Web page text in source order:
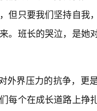
只要我们坚持自我
。班长的哭泣，是她
外界压力的抗争，更
每个在成长道路上挣